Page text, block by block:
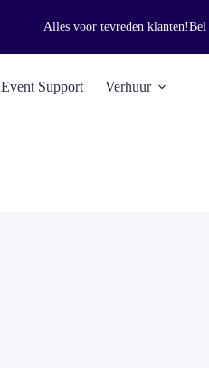
Alles voor tevreden klanten!Bel
Event Support Verhuur